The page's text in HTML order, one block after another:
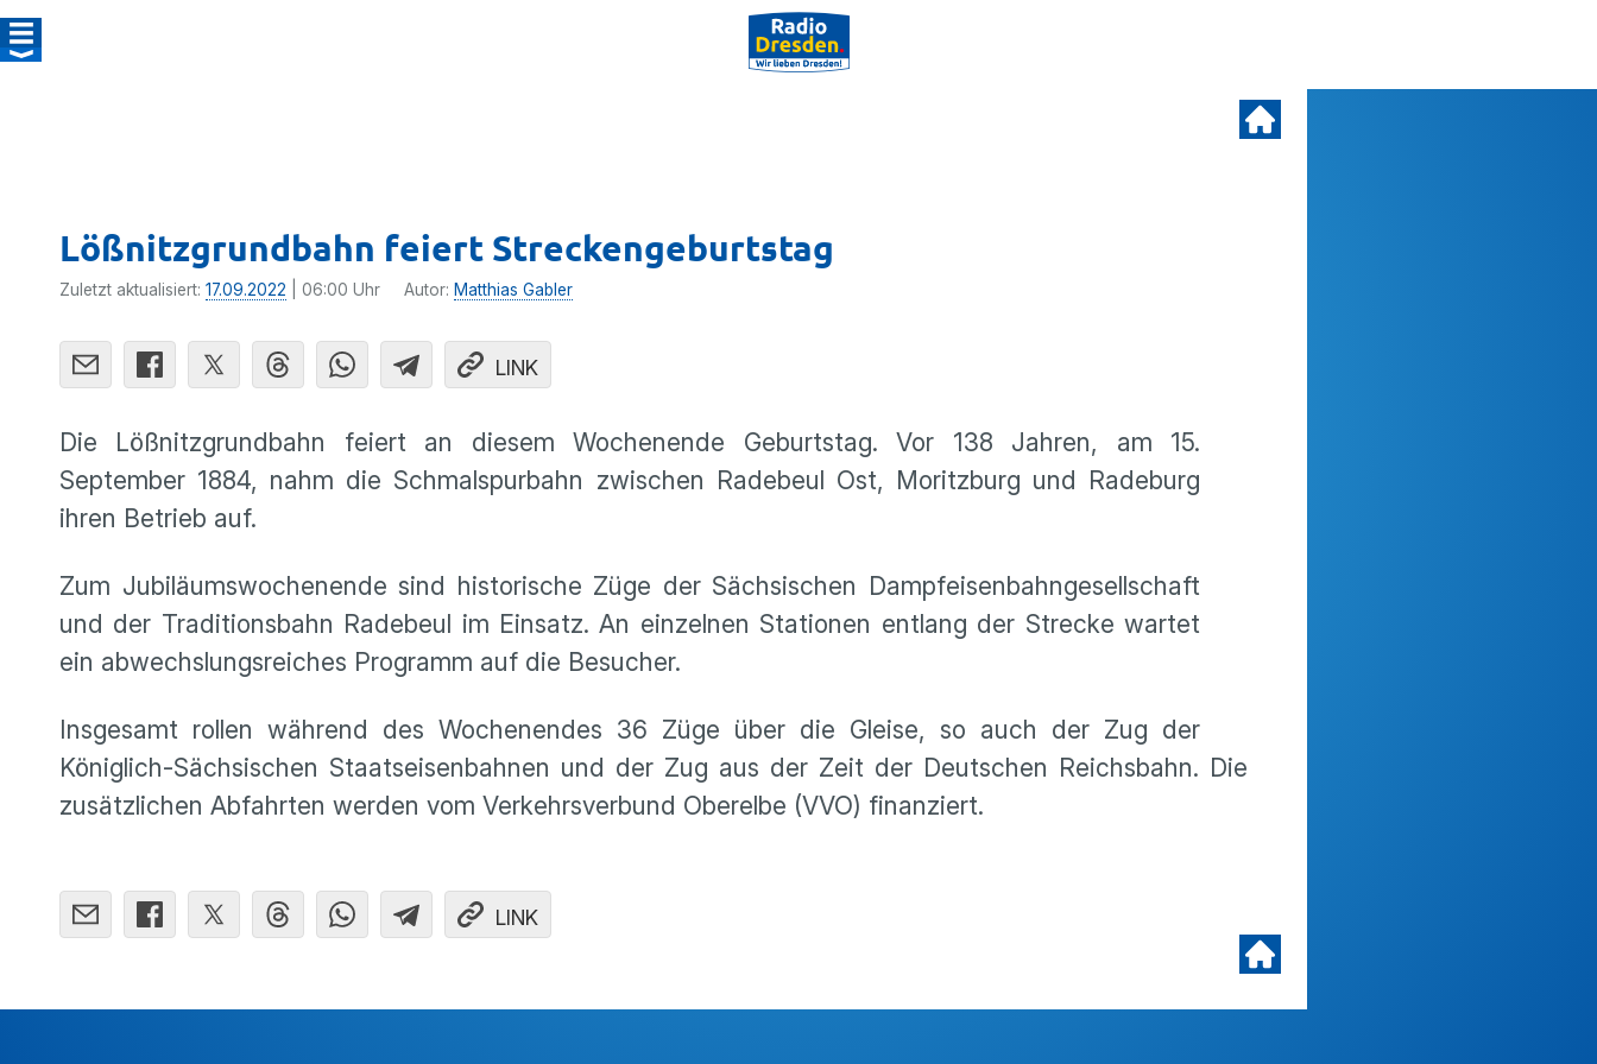
Lößnitzgrundbahn feiert Streckengeburtstag
Zuletzt aktualisiert: 17.09.2022 | 06:00 Uhr Autor: Matthias Gabler
LINK
Die Lößnitzgrundbahn feiert an diesem Wochenende Geburtstag. Vor 138 Jahren, am 15.
September 1884, nahm die Schmalspurbahn zwischen Radebeul Ost, Moritzburg und Radeburg
ihren Betrieb auf.
Zum Jubiläumswochenende sind historische Züge der Sächsischen Dampfeisenbahngesellschaft
und der Traditionsbahn Radebeul im Einsatz. An einzelnen Stationen entlang der Strecke wartet
ein abwechslungsreiches Programm auf die Besucher.
Insgesamt rollen während des Wochenendes 36 Züge über die Gleise, so auch der Zug der
Königlich-Sächsischen Staatseisenbahnen und der Zug aus der Zeit der Deutschen Reichsbahn. Die
zusätzlichen Abfahrten werden vom Verkehrsverbund Oberelbe (VVO) finanziert.
LINK